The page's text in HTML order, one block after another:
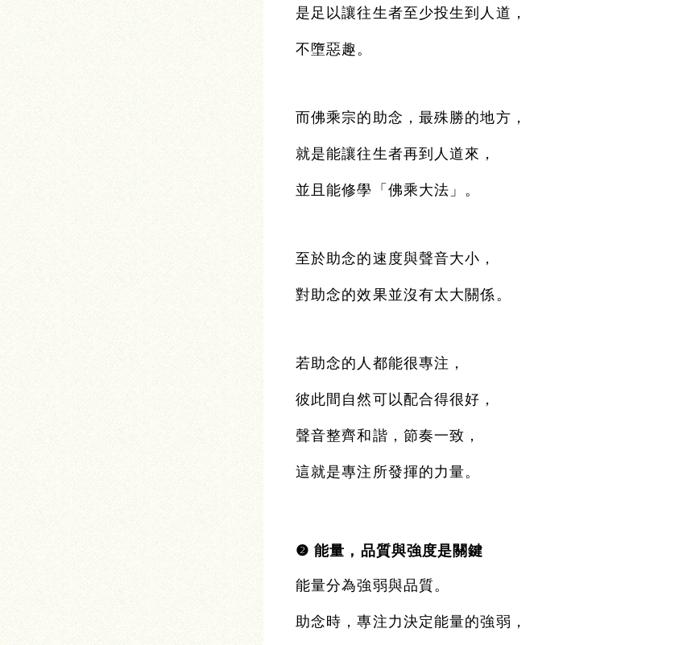
是足以讓往生者至少投生到人道，
不墮惡趣。
而佛乘宗的助念，最殊勝的地方，
就是能讓往生者再到人道來，
並且能修學「佛乘大法」。
至於助念的速度與聲音大小，
對助念的效果並沒有太大關係。
若助念的人都能很專注，
彼此間自然可以配合得很好，
聲音整齊和諧，節奏一致，
這就是專注所發揮的力量。
❷ 能量，品質與強度是關鍵
能量分為強弱與品質。
助念時，專注力決定能量的強弱，